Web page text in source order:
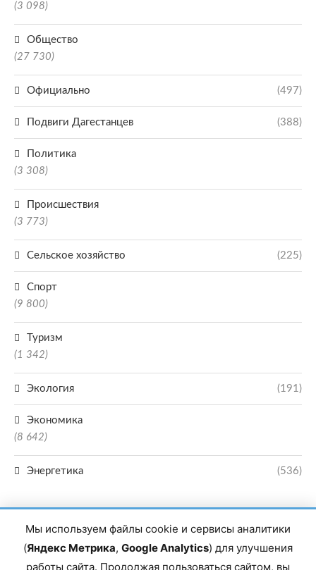
(3 098)
Общество
(27 730)
Официально (497)
Подвиги Дагестанцев (388)
Политика
(3 308)
Происшествия
(3 773)
Сельское хозяйство (225)
Спорт
(9 800)
Туризм
(1 342)
Экология (191)
Экономика
(8 642)
Энергетика (536)
Мы используем файлы cookie и сервисы аналитики
(Яндекс Метрика, Google Analytics) для улучшения
работы сайта. Продолжая пользоваться сайтом, вы